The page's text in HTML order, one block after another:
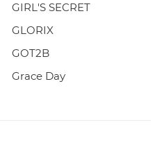
GIRL'S SECRET
GLORIX
GOT2B
Grace Day